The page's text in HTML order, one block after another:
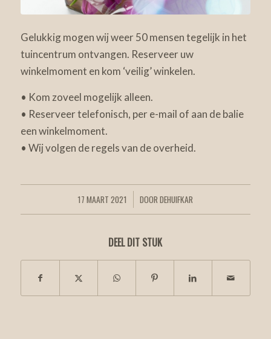
Gelukkig mogen wij weer 50 mensen tegelijk in het
tuincentrum ontvangen. Reserveer uw
winkelmoment en kom ‘veilig’ winkelen.
• Kom zoveel mogelijk alleen.
• Reserveer telefonisch, per e-mail of aan de balie
een winkelmoment.
• Wij volgen de regels van de overheid.
17 MAART 2021
/ DOORDEHUIFKAR
DEEL DIT STUK